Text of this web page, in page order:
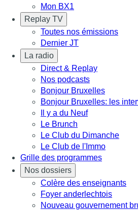
Mon BX1
Replay TV
Toutes nos émissions
Dernier JT
La radio
Direct & Replay
Nos podcasts
Bonjour Bruxelles
Bonjour Bruxelles: les
Il y a du Neuf
Le Brunch
Le Club du Dimanche
Le Club de l'Immo
Grille des programmes
Nos dossiers
Colère des enseignants
Foyer anderlechtois
Nouveau gouvernement